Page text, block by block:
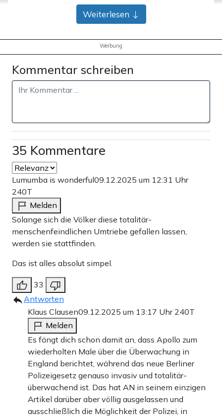
Bank-Überweisung
Weiterlesen
Werbung
Kommentar schreiben
35 Kommentare
Lumumba is wonderful09.12.2025 um 12:31 Uhr
240T
Melden
Solange sich die Völker diese totalitär-
menschenfeindlichen Umtriebe gefallen lassen,
werden sie stattfinden.
Das ist alles absolut simpel.
33
Antworten
Klaus Clausen09.12.2025 um 13:17 Uhr 240T
Melden
Es fängt dich schon damit an, dass Apollo zum
wiederholten Male über die Überwachung in
England berichtet, während das neue Berliner
Polizeigesetz genauso invasiv und totalitär-
überwachend ist. Das hat AN in seinem einzigen
Artikel darüber aber völlig ausgelassen und
ausschließlich die Möglichkeit der Polizei, in